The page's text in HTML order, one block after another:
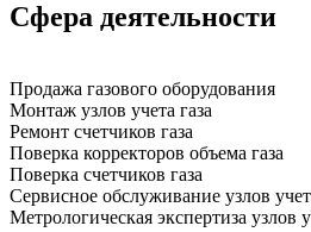
Сфера деятельности
Продажа газового оборудования
Монтаж узлов учета газа
Ремонт счетчиков газа
Поверка корректоров объема газа
Поверка счетчиков газа
Сервисное обслуживание узлов
Метрологическая экспертиза узлов